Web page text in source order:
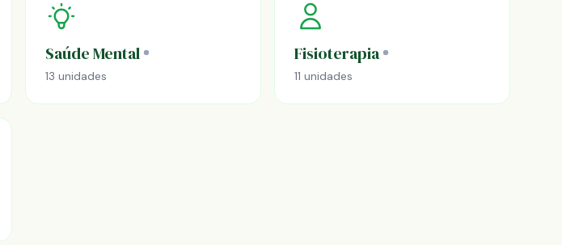
Saúde Mental
13 unidades
Fisioterapia
11 unidades